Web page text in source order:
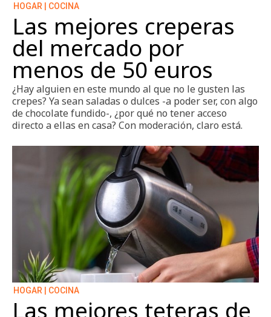
HOGAR | COCINA
Las mejores creperas
del mercado por
menos de 50 euros
¿Hay alguien en este mundo al que no le gusten las
crepes? Ya sean saladas o dulces -a poder ser, con algo
de chocolate fundido-, ¿por qué no tener acceso
directo a ellas en casa? Con moderación, claro está.
HOGAR | COCINA
Las mejores teteras de